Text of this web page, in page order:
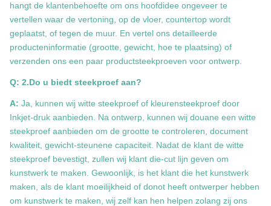
hangt de klantenbehoefte om ons hoofdidee ongeveer te
vertellen waar de vertoning, op de vloer, countertop wordt
geplaatst, of tegen de muur. En vertel ons detailleerde
producteninformatie (grootte, gewicht, hoe te plaatsing) of
verzenden ons een paar productsteekproeven voor ontwerp.
Q: 2.Do u biedt steekproef aan?
A: Ja, kunnen wij witte steekproef of kleurensteekproef door
Inkjet-druk aanbieden. Na ontwerp, kunnen wij douane een witte
steekproef aanbieden om de grootte te controleren, document
kwaliteit, gewicht-steunene capaciteit. Nadat de klant de witte
steekproef bevestigt, zullen wij klant die-cut lijn geven om
kunstwerk te maken. Gewoonlijk, is het klant die het kunstwerk
maken, als de klant moeilijkheid of donot heeft ontwerper hebben
om kunstwerk te maken, wij zelf kan hen helpen zolang zij ons